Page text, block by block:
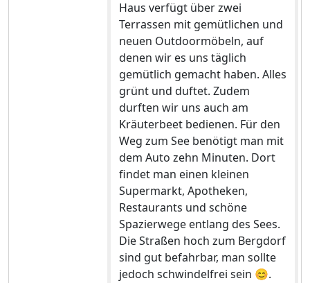
Haus verfügt über zwei
Terrassen mit gemütlichen und
neuen Outdoormöbeln, auf
denen wir es uns täglich
gemütlich gemacht haben. Alles
grünt und duftet. Zudem
durften wir uns auch am
Kräuterbeet bedienen. Für den
Weg zum See benötigt man mit
dem Auto zehn Minuten. Dort
findet man einen kleinen
Supermarkt, Apotheken,
Restaurants und schöne
Spazierwege entlang des Sees.
Die Straßen hoch zum Bergdorf
sind gut befahrbar, man sollte
jedoch schwindelfrei sein 😊.